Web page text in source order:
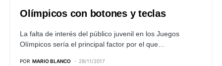
Olímpicos con botones y teclas
La falta de interés del público juvenil en los Juegos
Olímpicos sería el principal factor por el que…
POR MARIO BLANCO 29/11/2017